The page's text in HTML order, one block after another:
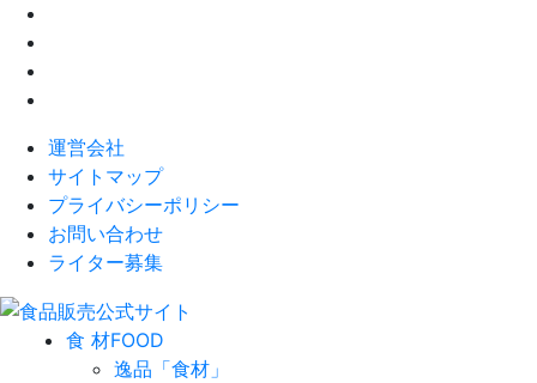
運営会社
サイトマップ
プライバシーポリシー
お問い合わせ
ライター募集
食 材FOOD
逸品「食材」